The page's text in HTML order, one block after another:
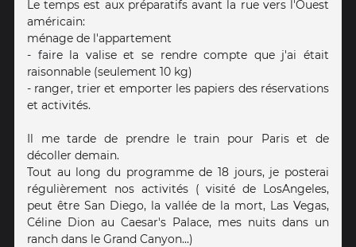
Le temps est aux préparatifs avant la rue vers l'Ouest
américain:
ménage de l'appartement
- faire la valise et se rendre compte que j'ai était
raisonnable (seulement 10 kg)
- ranger, trier et emporter les papiers des réservations
et activités.
Il me tarde de prendre le train pour Paris et de
décoller demain.
Tout au long du programme de 18 jours, je posterai
régulièrement nos activités ( visité de LosAngeles,
peut être San Diego, la vallée de la mort, Las Vegas,
Céline Dion au Caesar's Palace, mes nuits dans un
ranch dans le Grand Canyon...)